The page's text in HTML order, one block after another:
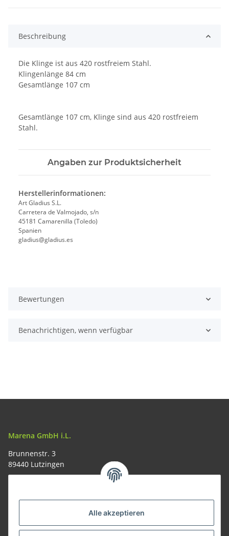
Alle akzeptieren
Beschreibung
Die Klinge ist aus 420 rostfreiem Stahl.
Klingenlänge 84 cm
Gesamtlänge 107 cm
Gesamtlänge 107 cm, Klinge sind aus 420 rostfreiem
Stahl.
Angaben zur Produktsicherheit
Herstellerinformationen:
Art Gladius S.L.
Carretera de Valmojado, s/n
45181 Camarenilla (Toledo)
Spanien
gladius@gladius.es
Bewertungen
Benachrichtigen, wenn verfügbar
Marena GmbH i.L.
Brunnenstr. 3
89440 Lutzingen